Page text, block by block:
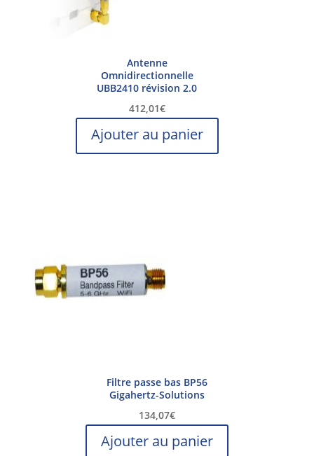
Antenne
Omnidirectionnelle
UBB2410 révision 2.0
412,01€
Ajouter au panier
Filtre passe bas BP56
Gigahertz-Solutions
134,07€
Ajouter au panier